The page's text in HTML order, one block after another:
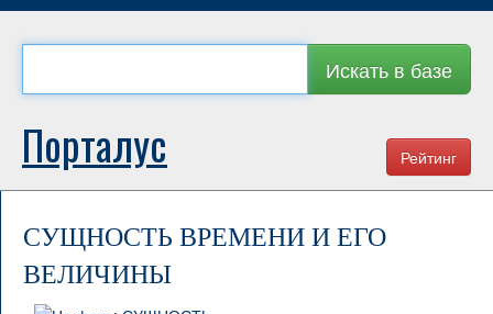
Искать в базе
Рейтинг
Порталус
СУЩНОСТЬ ВРЕМЕНИ И ЕГО
ВЕЛИЧИНЫ